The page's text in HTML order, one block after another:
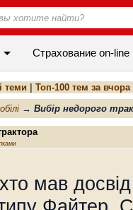
Cтрахование on-line
теми Топ-100 тем за вчора
→ Вибір недорого
мав